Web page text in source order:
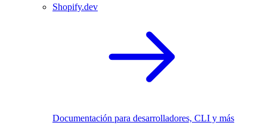
Shopify.dev
Documentación para desarrolladores, CLI y más